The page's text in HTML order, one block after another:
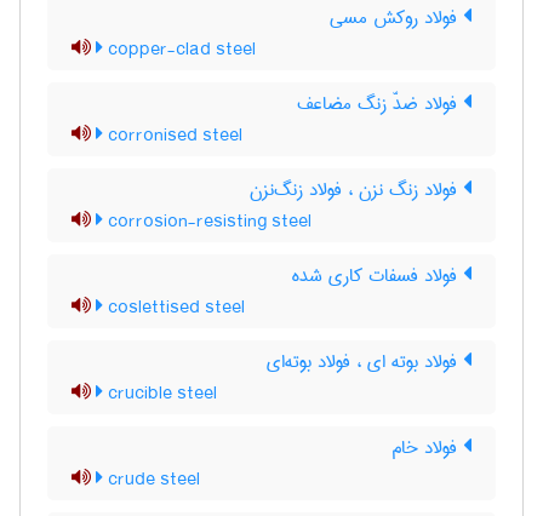
فولاد روکش مسی
copper-clad steel
فولاد ضدّ زنگ مضاعف
corronised steel
فولاد زنگ نزن ، فولاد زنگ‌نزن
corrosion-resisting steel
فولاد فسفات کاری شده
coslettised steel
فولاد بوته ای ، فولاد بوته‌ای
crucible steel
فولاد خام
crude steel